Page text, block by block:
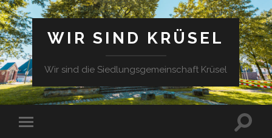
WIR SIND KRÜSEL
Wir sind die Siedlungsgemeinschaft Krüsel